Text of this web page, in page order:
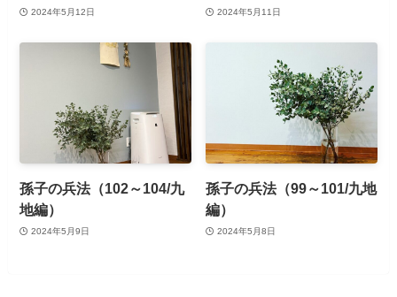
2024年5月12日 2024年5月11日
孫子の兵法（102～104/九
地編）
2024年5月9日
孫子の兵法（99～101/九地
編）
2024年5月8日